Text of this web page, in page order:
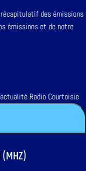
des émissions
émissions et de notre
Radio Courtoisie
(MHZ)